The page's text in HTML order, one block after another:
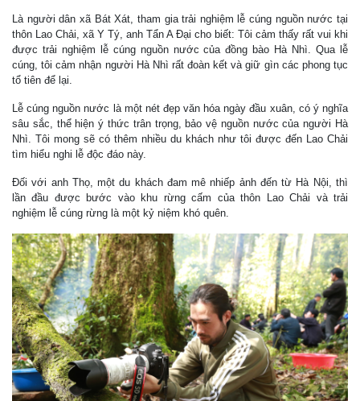
Là người dân xã Bát Xát, tham gia trải nghiệm lễ cúng nguồn nước tại
thôn Lao Chải, xã Y Tý, anh Tẩn A Đại cho biết: Tôi cảm thấy rất vui khi
được trải nghiệm lễ cúng nguồn nước của đồng bào Hà Nhì. Qua lễ
cúng, tôi cảm nhận người Hà Nhì rất đoàn kết và giữ gìn các phong tục
tổ tiên để lại.
Lễ cúng nguồn nước là một nét đẹp văn hóa ngày đầu xuân, có ý nghĩa
sâu sắc, thể hiện ý thức trân trọng, bảo vệ nguồn nước của người Hà
Nhì. Tôi mong sẽ có thêm nhiều du khách như tôi được đến Lao Chải
tìm hiểu nghi lễ độc đáo này.
Đối với anh Thọ, một du khách đam mê nhiếp ảnh đến từ Hà Nội, thì
lần đầu được bước vào khu rừng cấm của thôn Lao Chải và trải
nghiệm lễ cúng rừng là một kỷ niệm khó quên.